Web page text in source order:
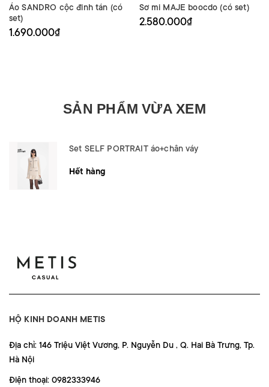
Áo SANDRO cộc đinh tán (có
set)
1.690.000₫
Sơ mi MAJE boocdo (có set)
2.580.000₫
SẢN PHẨM VỪA XEM
Set SELF PORTRAIT áo+chân váy
Hết hàng
HỘ KINH DOANH METIS
Địa chỉ: 146 Triệu Việt Vương, P. Nguyễn Du , Q. Hai Bà Trưng, Tp.
Hà Nội
Điện thoại: 0982333946